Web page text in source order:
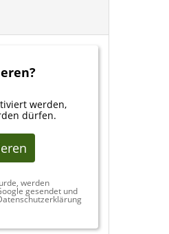
werden,
dürfen.
werden
gesendet und